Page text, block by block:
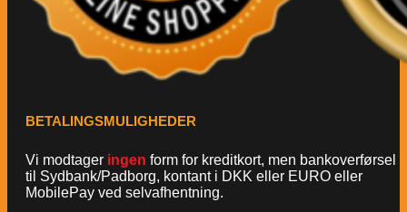
BETALINGSMULIGHEDER
Vi modtager ingen form for kreditkort, men bankoverførsel
til Sydbank/Padborg, kontant i DKK eller EURO eller
MobilePay ved selvafhentning.